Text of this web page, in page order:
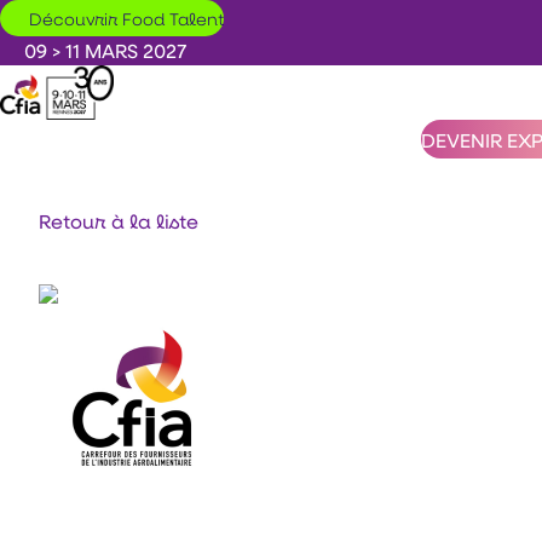
Aller au contenu principal
Découvrir Food Talent
09 > 11 MARS 2027
DEVENIR
Retour à la liste